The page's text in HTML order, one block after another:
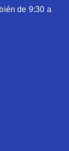
de 9:30 a